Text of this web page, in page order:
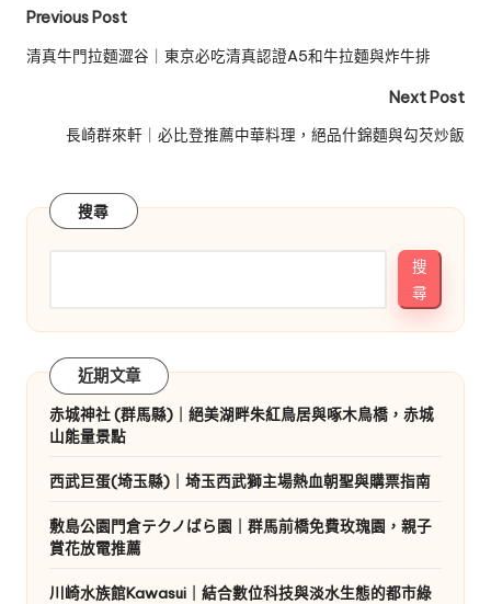
Post
navigation
Previous Post
清真牛門拉麵澀谷｜東京必吃清真認證A5和牛拉麵與炸牛排
Next Post
長崎群來軒｜必比登推薦中華料理，絕品什錦麵與勾芡炒飯
搜尋
搜
尋
近期文章
赤城神社 (群馬縣)｜絕美湖畔朱紅鳥居與啄木鳥橋，赤城
山能量景點
西武巨蛋(埼玉縣)｜埼玉西武獅主場熱血朝聖與購票指南
敷島公園門倉テクノばら園｜群馬前橋免費玫瑰園，親子
賞花放電推薦
川崎水族館Kawasui｜結合數位科技與淡水生態的都市綠